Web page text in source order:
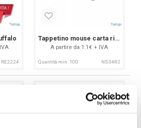
perfetto per il tuo spazio di lavoro
l’esperienza d’uso del tuo computer
RE2224
Tappetino mouse carta riciclata
A partire da 1.1€ + IVA
Quantità min: 100 NS3482